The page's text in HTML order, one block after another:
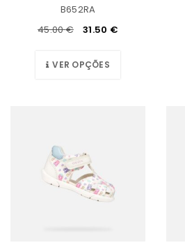
B652RA
45.00€ 31.50 €
VER OPÇÕES